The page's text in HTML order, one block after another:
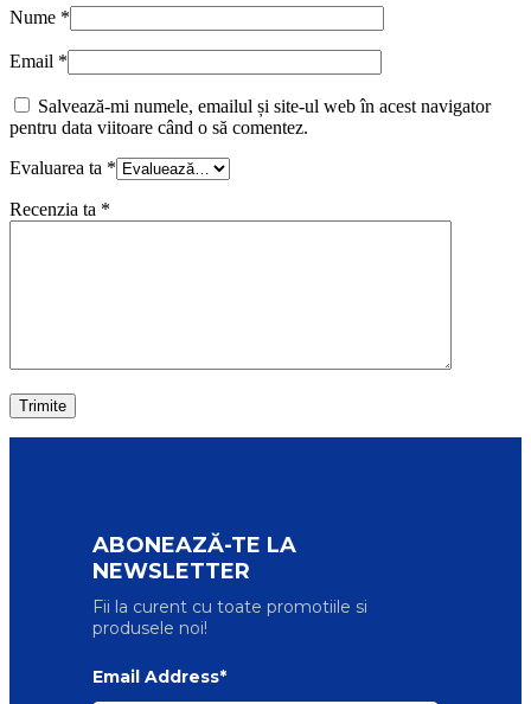
Nume *
Email *
Salvează-mi numele, emailul și site-ul web în acest navigator
pentru data viitoare când o să comentez.
Evaluarea ta *
Recenzia ta *
ABONEAZĂ-TE LA
NEWSLETTER
Fii la curent cu toate promotiile si
produsele noi!
Email Address*